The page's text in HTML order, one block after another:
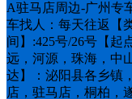
A驻马店周边-广州专
车找人：每天往返【
间】:4️25号/26号【起
远，河源，珠海，中
达】：泌阳县各乡镇
店，驻马店，桐柏，